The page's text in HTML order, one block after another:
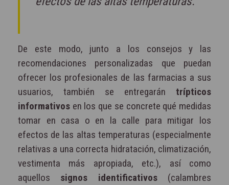
De este modo, junto a los consejos y las
recomendaciones personalizadas que puedan
ofrecer los profesionales de las farmacias a sus
usuarios, también se entregarán trípticos
informativos en los que se concrete qué medidas
tomar en casa o en la calle para mitigar los
efectos de las altas temperaturas (especialmente
relativas a una correcta hidratación, climatización,
vestimenta más apropiada, etc.), así como
aquellos signos identificativos(calambres